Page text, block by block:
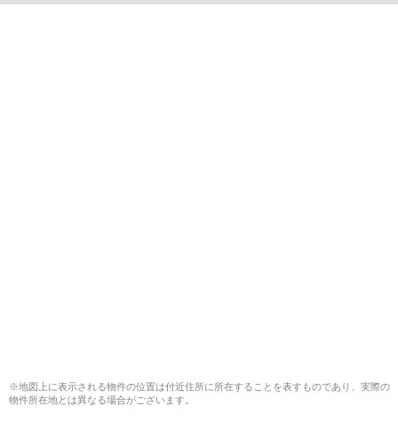
※地図上に表示される物件の位置は付近住所に所在することを表すものであり、実際の
物件所在地とは異なる場合がございます。